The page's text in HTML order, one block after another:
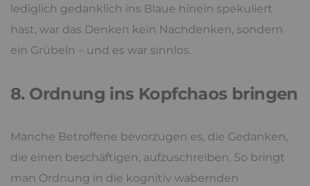
lediglich gedanklich ins Blaue hinein spekuliert
hast, war das Denken kein Nachdenken, sondern
ein Grübeln – und es war sinnlos.
8. Ordnung ins Kopfchaos bringen
Manche Betroffene bevorzugen es, die Gedanken,
die einen beschäftigen, aufzuschreiben. So bringt
man Ordnung in die kognitiv wabernden